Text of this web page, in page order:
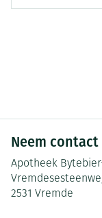
Neem
Apotheek
2531 Vremde